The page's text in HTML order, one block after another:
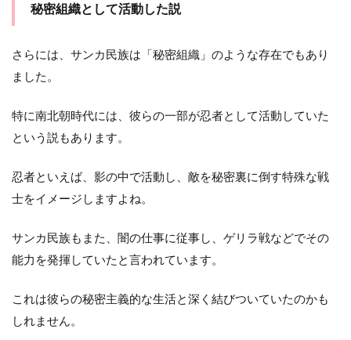
秘密組織として活動した説
さらには、サンカ民族は「秘密組織」のような存在でもあり
ました。
特に南北朝時代には、彼らの一部が忍者として活動していた
という説もあります。
忍者といえば、影の中で活動し、敵を秘密裏に倒す特殊な戦
士をイメージしますよね。
サンカ民族もまた、闇の仕事に従事し、ゲリラ戦などでその
能力を発揮していたと言われています。
これは彼らの秘密主義的な生活と深く結びついていたのかも
しれません。